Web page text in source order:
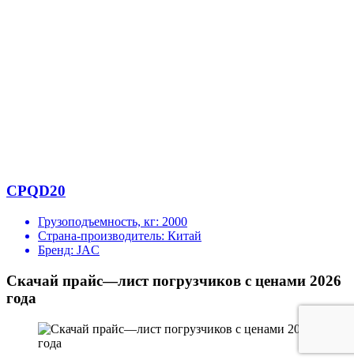
CPQD20
Грузоподъемность, кг: 2000
Страна-производитель: Китай
Бренд: JAC
Скачай прайс—лист погрузчиков с ценами 2026
года